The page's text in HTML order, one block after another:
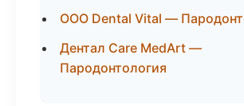
ООО Dental Vital —
Дентал Care MedArt —
Пародонтология